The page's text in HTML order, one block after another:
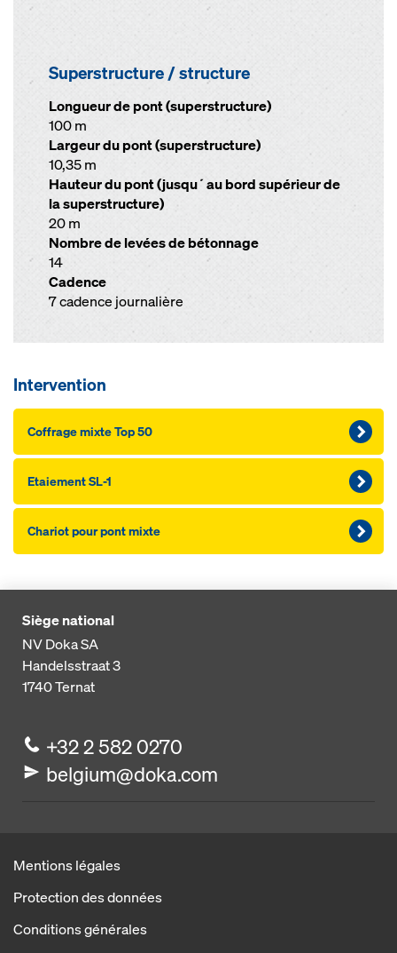
Superstructure / structure
Longueur de pont (superstructure)
100 m
Largeur du pont (superstructure)
10,35 m
Hauteur du pont (jusqu´au bord supérieur de
la superstructure)
20 m
Nombre de levées de bétonnage
14
Cadence
7 cadence journalière
Intervention
Coffrage mixte Top 50
Etaiement SL-1
Chariot pour pont mixte
Siège national
NV Doka SA
Handelsstraat 3
1740Ternat
+32 2 582 0270
belgium@doka.com
Mentions légales
Protection des données
Conditions générales